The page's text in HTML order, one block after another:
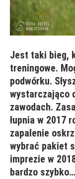
Jest taki bieg,
treningowe.
podwórku.
wystarczająco
zawodach.
łupnia w 2017
zapalenie
wybrać pakiet
imprezie w
bardzo szybko…